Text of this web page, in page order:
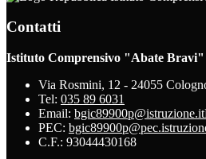
Contatti
Istituto Comprensivo "Abate Bravi"
Via Rosmini, 12 - 24055
Tel: 035 89 6031
Email: bgic89900p@istruzione.it
PEC:
C.F.: 93044430168